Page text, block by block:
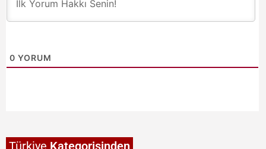
0 YORUM
Türkiye Kategorisinden